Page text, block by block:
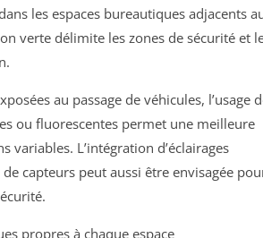
les espaces bureautiques adjacents
verte délimite les zones de sécurité et
au passage de véhicules, l’usage
ou fluorescentes permet une meilleure
variables. L’intégration d’éclairages
capteurs peut aussi être envisagée
propres à chaque espace